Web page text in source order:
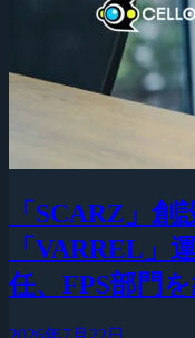
「SCARZ」創
「VARREL」
任、FPS部門